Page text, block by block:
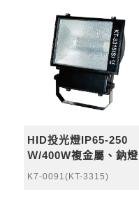
HID投光燈IP65-250
Ｗ/400W複金屬、鈉燈
K7-0091(KT-3315)